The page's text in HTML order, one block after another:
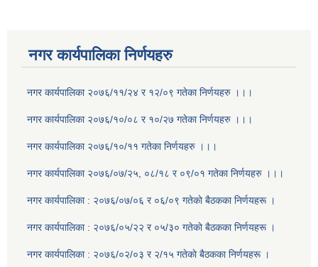
नगर कार्यपालिका निर्णयहरु
नगर कार्यपालिका २०७६/११/२४ र १२/०९ गतेका निर्णयहरु ।।।
नगर कार्यपालिका २०७६/१०/०८ र १०/२७ गतेका निर्णयहरु ।।।
नगर कार्यपालिका २०७६/१०/११ गतेका निर्णयहरु ।।।
नगर कार्यपालिका २०७६/०७/२५, ०८/१८ र ०९/०१ गतेका निर्णयहरु ।।।
नगर कार्यपालिका : २०७६/०७/०६ र ०६/०९ गतेकाे बैठकका निर्णयहरू ।
नगर कार्यपालिका : २०७६/०५/२२ र ०५/३० गतेकाे बैठकका निर्णयहरू ।
नगर कार्यपालिका : २०७६/०२/०३ र २/१५ गतेकाे बैठकका निर्णयहरू ।